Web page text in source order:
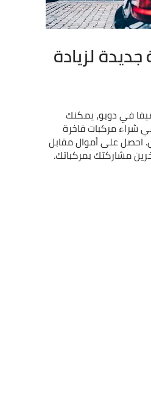
لزيادة
في دوبو، یمكنك
شراء مركبات فاخرة
احصل على أموال مقابل
مشاركتك بمركباتك.